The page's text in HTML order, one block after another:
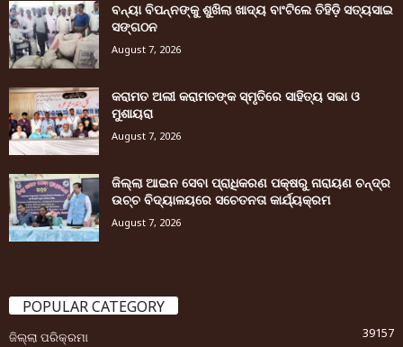
ବନ୍ୟା ବିପନ୍ନଙ୍କୁ ଶୁଖିଲା ଖାଦ୍ୟ ବାଂଟିଲେ ତିହିଡି଼ ସତ୍ୟସାଇ
ସଙ୍ଗଠନ
August 7, 2026
କରାମତ ଅଲୀ କରାମତଙ୍କ ସ୍ମୃତିରେ ସାହିତ୍ୟ ସଭା ଓ
ମୁଶାୟରା
August 7, 2026
ଜିଲ୍ଲା ଆଇନ ସେବା ପ୍ରାଧିକରଣ ପକ୍ଷରୁ ନାରାୟଣ ଚନ୍ଦ୍ର
ଉଚ୍ଚ ବିଦ୍ୟାଳୟରେ ସଚେତନତା କାର୍ଯ୍ୟକ୍ରମ
August 7, 2026
POPULAR CATEGORY
ଜିଲ୍ଲା ପରିକ୍ରମା
39157